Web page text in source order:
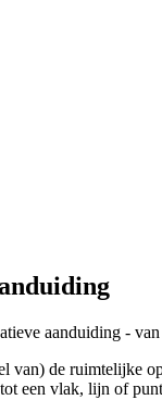
aanduiding -
van) de
vlak, lijn of